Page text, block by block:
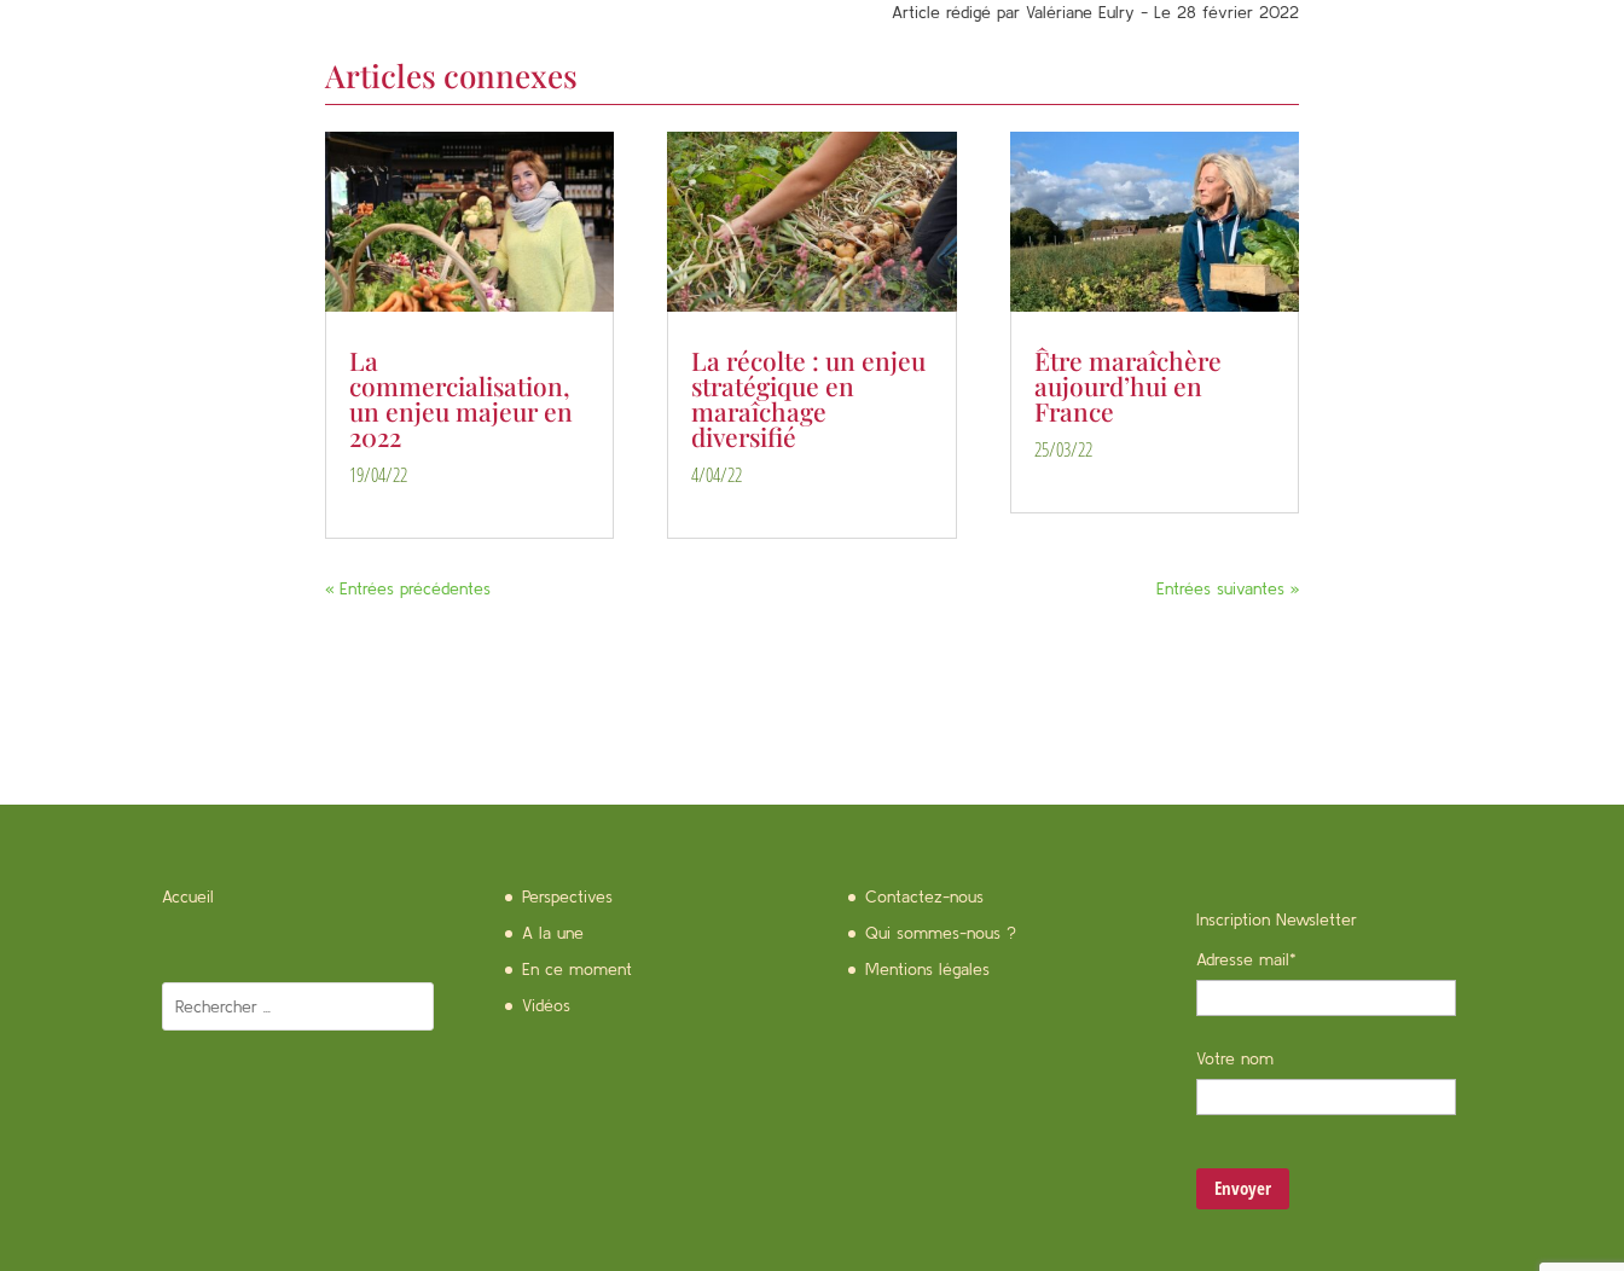
Article rédigé par Valériane Eulry - Le 28 février 2022
Articles connexes
La
commercialisation,
un enjeu majeur en
2022
19/04/22
La récolte : un enjeu
stratégique en
maraîchage
diversifié
4/04/22
Être maraîchère
aujourd’hui en
France
25/03/22
« Entrées précédentes Entrées suivantes »
Accueil
Perspectives
A la une
En ce moment
Vidéos
Contactez-nous
Qui sommes-nous ?
Mentions légales
Inscription Newsletter
Adresse mail*
Votre nom